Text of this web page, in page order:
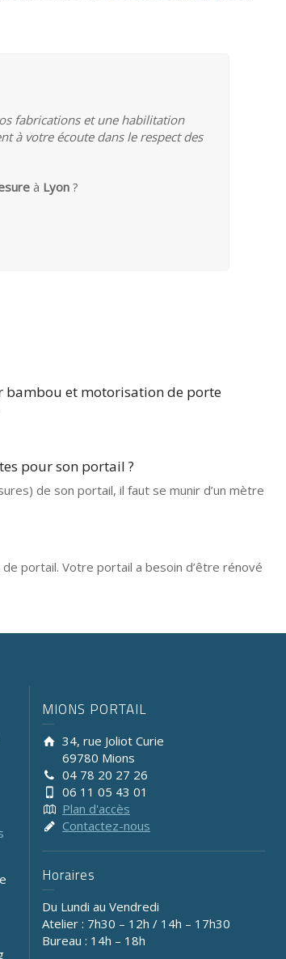
fabrications et une habilitation
à votre écoute dans le respect des
à Lyon?
bambou et motorisation de porte
pour son portail ?
de son portail, il faut se munir d’un mètre
de portail. Votre portail a besoin d’être rénové
MIONS PORTAIL
34, rue Joliot Curie
69780 Mions
04 78 20 27 26
06 11 05 43 01
Plan d'accès
Contactez-nous
Horaires
Du Lundi au Vendredi
Atelier : 7h30 – 12h / 14h – 17h30
Bureau : 14h – 18h